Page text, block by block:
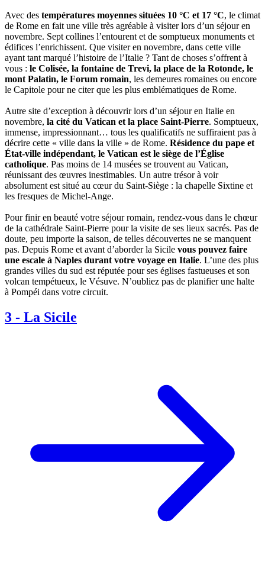
Avec des températures moyennes situées 10 °C et 17 °C, le climat
de Rome en fait une ville très agréable à visiter lors d’un séjour en
novembre. Sept collines l’entourent et de somptueux monuments et
édifices l’enrichissent. Que visiter en novembre, dans cette ville
ayant tant marqué l’histoire de l’Italie ? Tant de choses s’offrent à
vous : le Colisée, la fontaine de Trevi, la place de la Rotonde, le
mont Palatin, le Forum romain, les demeures romaines ou encore
le Capitole pour ne citer que les plus emblématiques de Rome.
Autre site d’exception à découvrir lors d’un séjour en Italie en
novembre, la cité du Vatican et la place Saint-Pierre. Somptueux,
immense, impressionnant… tous les qualificatifs ne suffiraient pas à
décrire cette « ville dans la ville » de Rome. Résidence du pape et
État-ville indépendant, le Vatican est le siège de l’Église
catholique. Pas moins de 14 musées se trouvent au Vatican,
réunissant des œuvres inestimables. Un autre trésor à voir
absolument est situé au cœur du Saint-Siège : la chapelle Sixtine et
les fresques de Michel-Ange.
Pour finir en beauté votre séjour romain, rendez-vous dans le chœur
de la cathédrale Saint-Pierre pour la visite de ses lieux sacrés. Pas de
doute, peu importe la saison, de telles découvertes ne se manquent
pas. Depuis Rome et avant d’aborder la Sicile vous pouvez faire
une escale à Naples durant votre voyage en Italie. L’une des plus
grandes villes du sud est réputée pour ses églises fastueuses et son
volcan tempétueux, le Vésuve. N’oubliez pas de planifier une halte
à Pompéi dans votre circuit.
3 - La Sicile